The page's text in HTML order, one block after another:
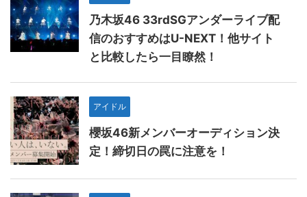
乃木坂46 33rdSGアンダーライブ配
信のおすすめはU-NEXT！他サイト
と比較したら一目瞭然！
アイドル
櫻坂46新メンバーオーディション決
定！締切日の罠に注意を！